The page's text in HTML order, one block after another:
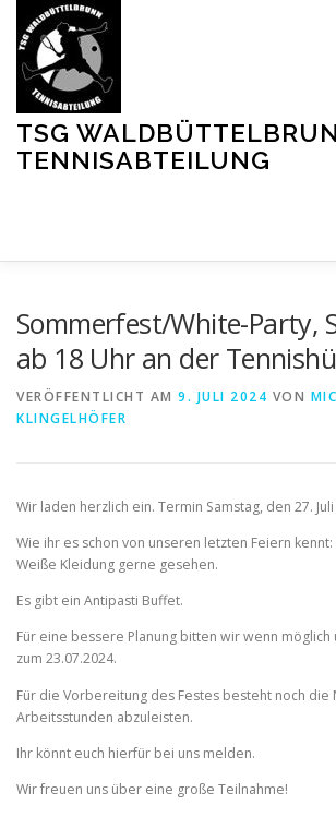
Inhalt
springen
TSG
TENNISABTEILUNG
Sommerfest/White-Party,
ab 18 Uhr an der
VERÖFFENTLICHT AM 9. JULI 2024 VON
KLINGELHÖFER
Wir laden herzlich ein. Termin Samstag, den 27.
Wie ihr es schon von unseren letzten Feiern
Weiße Kleidung gerne gesehen.
Es gibt ein Antipasti Buffet.
Für eine bessere Planung bitten wir wenn
zum 23.07.2024.
Für die Vorbereitung des Festes besteht noch die
Arbeitsstunden abzuleisten.
Ihr könnt euch hierfür bei uns melden.
Wir freuen uns über eine große Teilnahme!